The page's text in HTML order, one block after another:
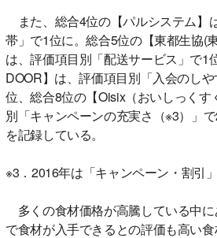
また、総合4位の【パルシステム】
帯」で1位に。総合5位の【東都生協(
は、評価項目別「配送サービス」で1
DOOR】は、評価項目別「入会のし
位、総合8位の【Oisix（おいしっくす
別「キャンペーンの充実さ（※3）」
を記録している。
※3．2016年は「キャンペーン・割引
多くの食材価格が高騰している中
で食材が入手できるとの評価も高い